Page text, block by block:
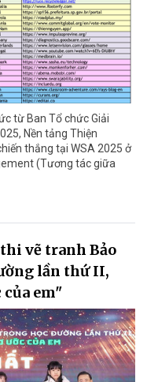
từ Ban Tổ chức Giải
Nền tảng Thiện
thắng tại WSA 2025 ở
(Tương tác giữa
vẽ tranh Bảo
lần thứ II,
của em"